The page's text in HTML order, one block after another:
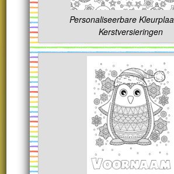
Personaliseerbare
Kerstversieringen